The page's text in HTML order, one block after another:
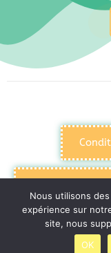
Mentions
Nous utilisons
expérience sur
site, nous
OK